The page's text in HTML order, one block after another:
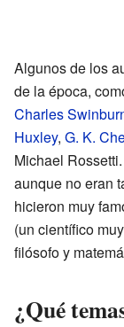
Algunos de los
de la época,
Charles
Huxley, G. K.
Michael
aunque no eran
hicieron muy
(un científico
filósofo y
¿Qué